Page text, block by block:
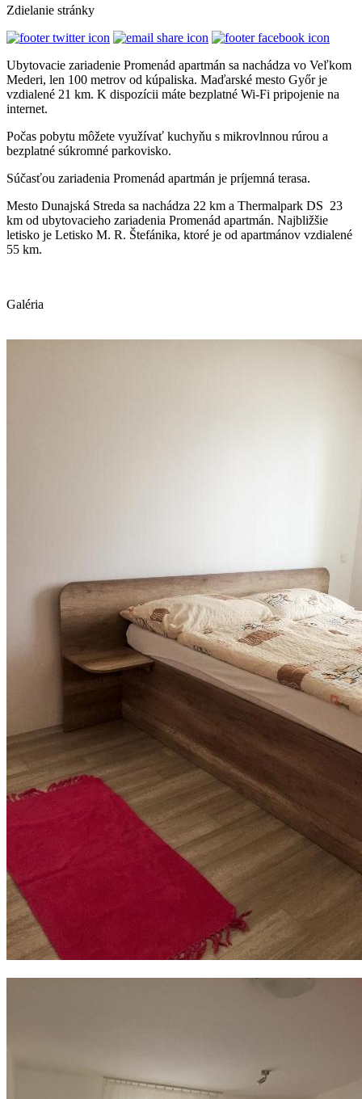
Zdielanie stránky
Ubytovacie zariadenie Promenád apartmán sa nachádza vo Veľkom
Mederi, len 100 metrov od kúpaliska. Maďarské mesto Győr je
vzdialené 21 km. K dispozícii máte bezplatné Wi-Fi pripojenie na
internet.
Počas pobytu môžete využívať kuchyňu s mikrovlnnou rúrou a
bezplatné súkromné parkovisko.
Súčasťou zariadenia Promenád apartmán je príjemná terasa.
Mesto Dunajská Streda sa nachádza 22 km a Thermalpark DS 23
km od ubytovacieho zariadenia Promenád apartmán. Najbližšie
letisko je Letisko M. R. Štefánika, ktoré je od apartmánov vzdialené
55 km.
Galéria